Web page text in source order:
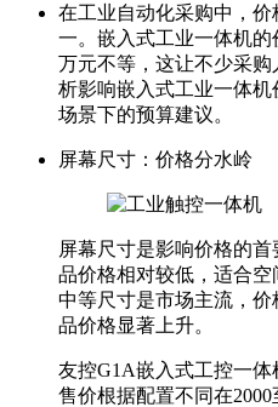
在工业自动化采购中，
一。嵌入式工业一体机
万元不等，这让不少采
析影响嵌入式工业一体
场景下的预算建议。
屏幕尺寸：价格分水岭
屏幕尺寸是影响价格的
品价格相对较低，适合空
中等尺寸是市场主流，
品价格显著上升。
友控G1A嵌入式工控一体
售价根据配置不同在